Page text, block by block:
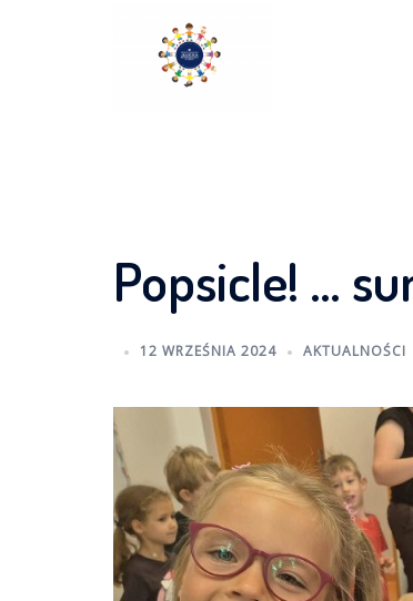
Popsicle! …
12 WRZEŚNIA 2024 AKTUALNOŚCI